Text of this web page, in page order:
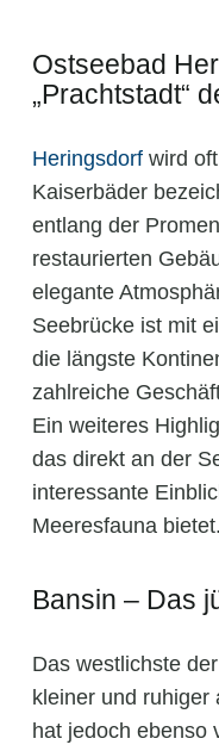
Ostseebad
„Prachtstadt“
Heringsdorf wird
Kaiserbäder
entlang der
restaurierten
elegante
Seebrücke ist mit
die längste
zahlreiche
Ein weiteres
das direkt an der
interessante
Meeresfauna bietet.
Bansin – Das
Das westlichste
kleiner und ruhiger
hat jedoch ebenso